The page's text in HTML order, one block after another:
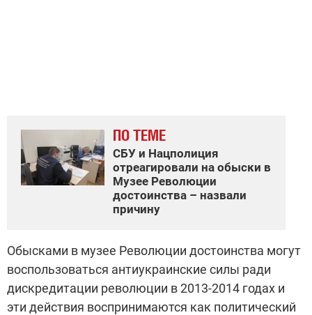
ПО ТЕМЕ
СБУ и Нацполиция
отреагировали на обыски в
Музее Революции
достоинства – назвали
причину
Обысками в музее Революции достоинства могут
воспользоваться антиукраинские силы ради
дискредитации революции в 2013-2014 годах и
эти действия воспринимаются как политический